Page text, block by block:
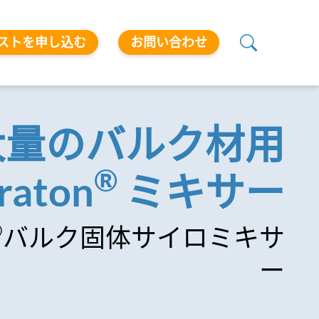
トを申し込む お問い合わせ
のバルク材用
® ミキサー
バルク固体サイロミキサ
ー